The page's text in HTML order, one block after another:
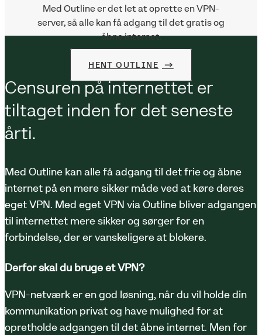
Med Outline er det let at oprette en VPN-
server, så alle kan få adgang til det gratis og
åbne internet.
HENT OUTLINE
Censuren på internettet er
tiltaget inden for det seneste
årti.
Med Outline kan alle få adgang til det frie og åbne
internet på en mere sikker måde ved at køre deres
eget VPN. Med eget VPN via Outline bliver adgangen
til internettet mere sikker og sørger for en
forbindelse, der er vanskeligere at blokere.
Derfor skal du bruge et VPN?
VPN-netværk er en god løsning, når du vil holde din
kommunikation privat og have mulighed for at
opretholde adgangen til det åbne internet. Men for